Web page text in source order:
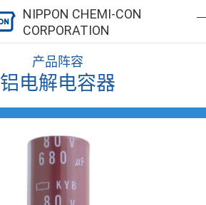
NIPPON CHEMI-CON
CORPORATION
产品阵容
铝电解电容器